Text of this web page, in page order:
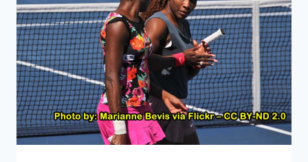
TÊNIS
–
2021